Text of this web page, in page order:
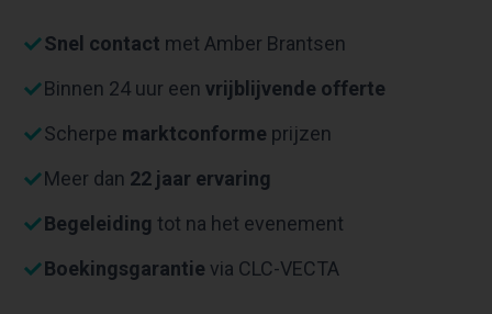
Snel contact met Amber Brantsen
Binnen 24 uur een vrijblijvende offerte
Scherpe marktconforme prijzen
Meer dan 22 jaar ervaring
Begeleiding tot na het evenement
Boekingsgarantie via CLC-VECTA